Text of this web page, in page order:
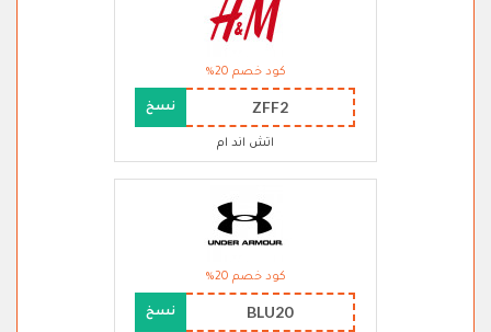
كود خصم 20%
ZFF2 نسخ
اتش اند ام
كود خصم 20%
BLU20 نسخ